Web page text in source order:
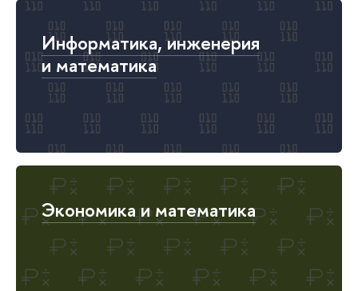
Информатика, инженерия
и математика
Экономика и математика